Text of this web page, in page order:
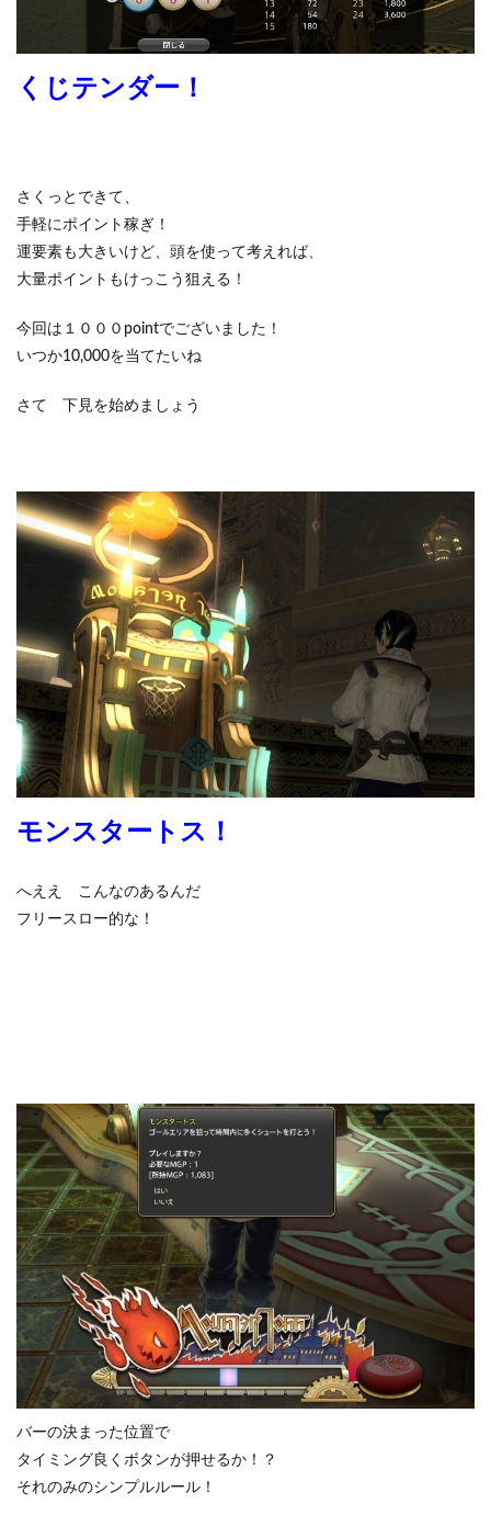
くじテンダー！
さくっとできて、
手軽にポイント稼ぎ！
運要素も大きいけど、頭を使って考えれば、
大量ポイントもけっこう狙える！
今回は１０００pointでございました！
いつか10,000を当てたいね
さて 下見を始めましょう
モンスタートス！
へええ こんなのあるんだ
フリースロー的な！
バーの決まった位置で
タイミング良くボタンが押せるか！？
それのみのシンプルルール！